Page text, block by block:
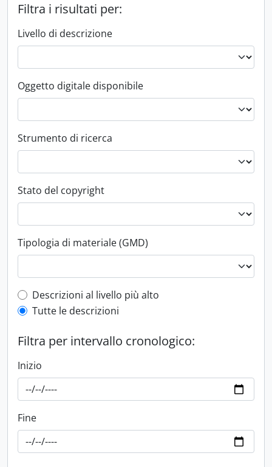
Filtra i risultati per:
Livello di descrizione
Oggetto digitale disponibile
Strumento di ricerca
Stato del copyright
Tipologia di materiale (GMD)
Top-level description filter
Descrizioni al livello più alto
Tutte le descrizioni
Filtra per intervallo cronologico:
Inizio
Fine